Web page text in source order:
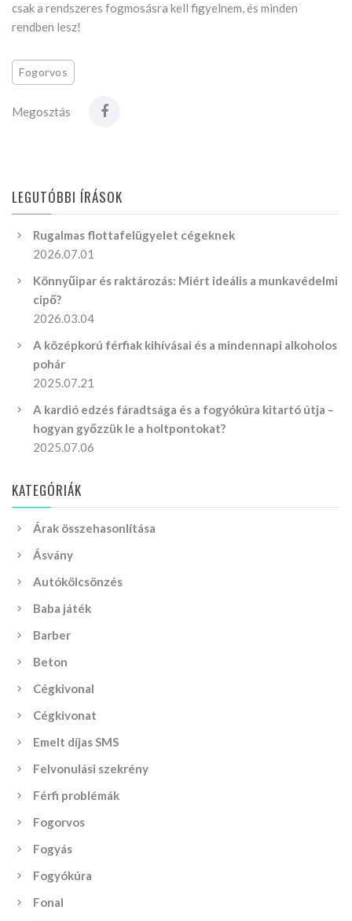
csak a rendszeres fogmosásra kell figyelnem, és minden
rendben lesz!
Fogorvos
Megosztás
LEGUTÓBBI ÍRÁSOK
Rugalmas flottafelügyelet cégeknek
2026.07.01
Könnyűipar és raktározás: Miért ideális a munkavédelmi
cipő?
2026.03.04
A középkorú férfiak kihívásai és a mindennapi alkoholos
pohár
2025.07.21
A kardió edzés fáradtsága és a fogyókúra kitartó útja –
hogyan győzzük le a holtpontokat?
2025.07.06
KATEGÓRIÁK
Árak összehasonlítása
Ásvány
Autókölcsönzés
Baba játék
Barber
Beton
Cégkivonal
Cégkivonat
Emelt díjas SMS
Felvonulási szekrény
Férfi problémák
Fogorvos
Fogyás
Fogyókúra
Fonal